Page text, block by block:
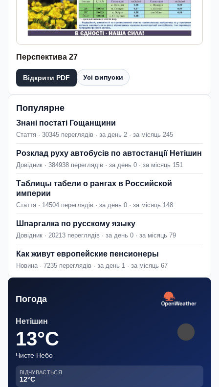
Перспектива 27
Відкрити PDF Усі випуски
Популярне
Знані постаті Гощанщини
Стаття · 30345 переглядів · за день 2 · за місяць 245
Розклад руху автобусів по автостанції Нетішин
Довідник · 384938 переглядів · за день 0 · за місяць 151
Таблицы табели о рангах в Российской
империи
Стаття · 14504 переглядів · за день 0 · за місяць 148
Шпаргалка по русскому языку
Довідник · 20213 переглядів · за день 0 · за місяць 79
Как живут европейские пенсионеры
Новина · 7235 переглядів · за день 1 · за місяць 67
Погода
Нетішин
13°C
Чисте Небо
ВІДЧУВАЄТЬСЯ
12°C